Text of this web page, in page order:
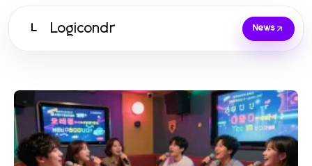
L Logicondr News